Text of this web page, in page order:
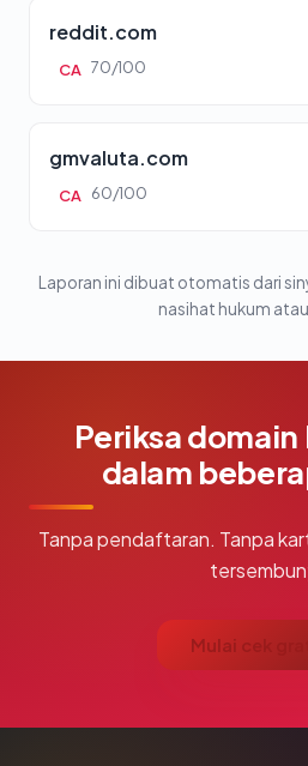
reddit.com
CA 70/100
gmvaluta.com
CA 60/100
Laporan ini dibuat otomatis dari
nasihat hukum
Periksa
dalam
Tanpa pendaftaran. Tanpa
Mulai cek